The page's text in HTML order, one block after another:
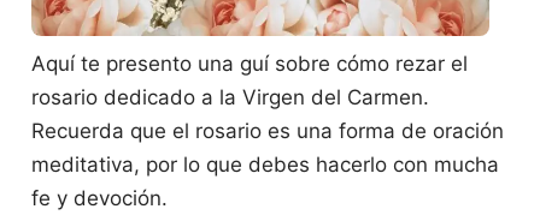
Aquí te presento una guí sobre cómo rezar el
rosario dedicado a la Virgen del Carmen.
Recuerda que el rosario es una forma de oración
meditativa, por lo que debes hacerlo con mucha
fe y devoción.